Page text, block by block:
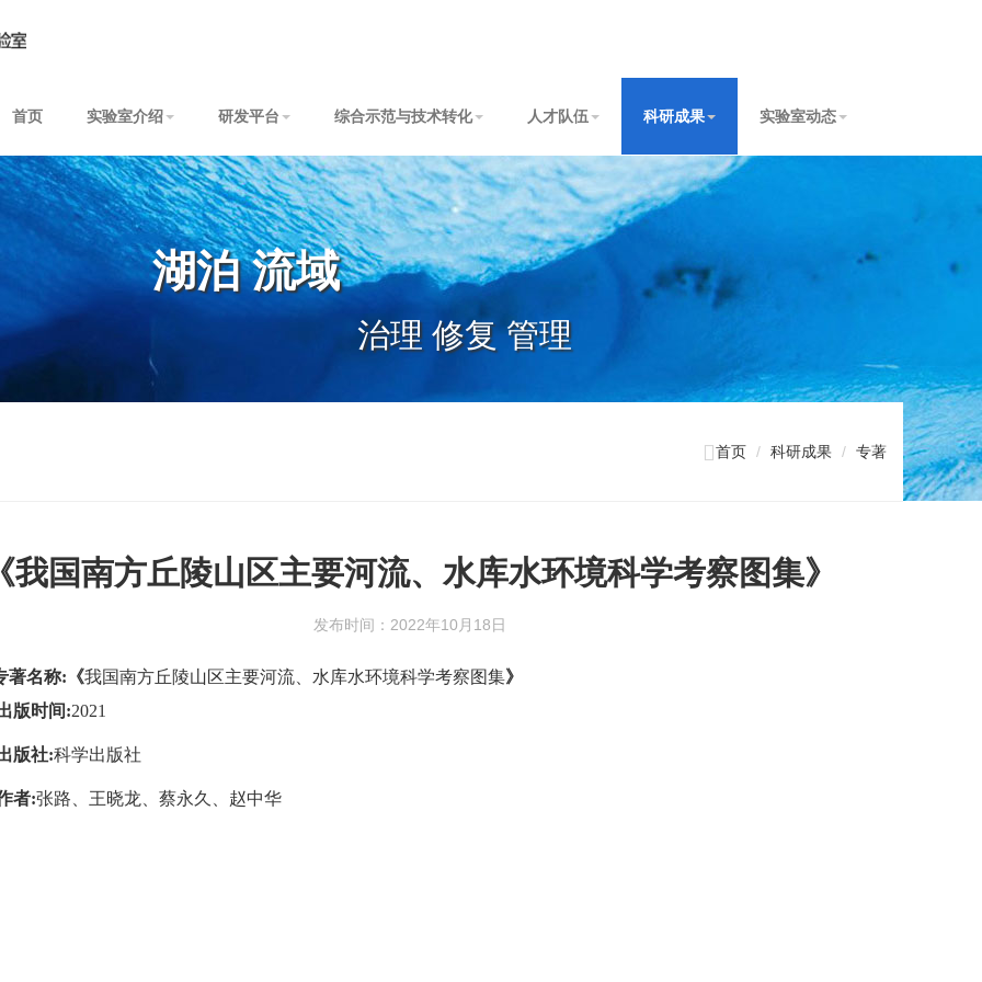
首页 实验室介绍 研发平台 综合示范与技术转化 人才队伍 科研成果 实验室动态
湖泊 流域
治理 修复 管理
首页 科研成果 专著
我国南方丘陵山区主要河流、水库水环境科学考察图集》
发布时间：2022年10月18日
著名称:《我国南方丘陵山区主要河流、水库水环境科学考察图集》
版时间:2021
版社:科学出版社
者:张路、王晓龙、蔡永久、赵中华